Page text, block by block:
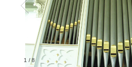
1 /8